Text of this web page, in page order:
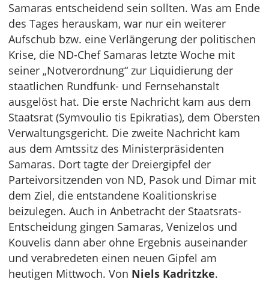
Samaras entscheidend sein sollten. Was am Ende
des Tages herauskam, war nur ein weiterer
Aufschub bzw. eine Verlängerung der politischen
Krise, die ND-Chef Samaras letzte Woche mit
seiner „Notverordnung“ zur Liquidierung der
staatlichen Rundfunk- und Fernsehanstalt
ausgelöst hat. Die erste Nachricht kam aus dem
Staatsrat (Symvoulio tis Epikratias), dem Obersten
Verwaltungsgericht. Die zweite Nachricht kam
aus dem Amtssitz des Ministerpräsidenten
Samaras. Dort tagte der Dreiergipfel der
Parteivorsitzenden von ND, Pasok und Dimar mit
dem Ziel, die entstandene Koalitionskrise
beizulegen. Auch in Anbetracht der Staatsrats-
Entscheidung gingen Samaras, Venizelos und
Kouvelis dann aber ohne Ergebnis auseinander
und verabredeten einen neuen Gipfel am
heutigen Mittwoch. Von Niels Kadritzke.